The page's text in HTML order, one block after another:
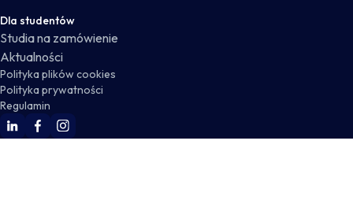
Dla studentów
Studia na zamówienie
Aktualności
Polityka plików cookies
Polityka prywatności
Regulamin
WSKZ Linkedin
WSKZ Facebook
WSKZ Instagram